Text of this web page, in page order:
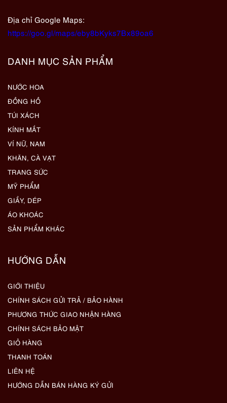
Địa chỉ Google Maps:
https://goo.gl/maps/eby8bKyks7Bx89oa6
DANH MỤC SẢN PHẨM
NƯỚC HOA
ĐỒNG HỒ
TÚI XÁCH
KÍNH MẮT
VÍ NỮ, NAM
KHĂN, CÀ VẠT
TRANG SỨC
MỸ PHẨM
GIẦY, DÉP
ÁO KHOÁC
SẢN PHẨM KHÁC
HƯỚNG DẪN
GIỚI THIỆU
CHÍNH SÁCH GỬI TRẢ / BẢO HÀNH
PHƯƠNG THỨC GIAO NHẬN HÀNG
CHÍNH SÁCH BẢO MẬT
GIỎ HÀNG
THANH TOÁN
LIÊN HỆ
HƯỚNG DẪN BÁN HÀNG KÝ GỬI